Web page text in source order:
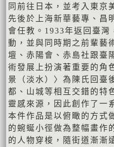
同前往日本，並考入東京
先後於上海新華藝專、昌
會任教。1933年返回臺灣
動，並與同時期之前輩藝
壇、赤陽會、赤島社跟臺
術發展上扮演著重要的角
景（淡水）〉為陳氏回臺
都、山城等相互交錯的特
靈感來源，因此創作了一
本件作品是以俯瞰的方式
的蜿蜒小徑做為整幅畫作
的人物穿梭，隨街道漸漸